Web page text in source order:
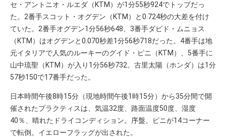
セ・アントニオ・ルエダ（KTM）が1分55秒924でトップだっ
た。2番手スコット・オグデン（KTM）と0.724秒の大差を付け
ていた。2番手オグデン1分56秒648、3番手ダビド・ムニョス
（KTM）はオグデンと0.070秒差1分56秒718だった。4番手は地
元イタリアで人気のルーキーのグイド・ピニ（KTM）、5番手に
山中琉聖（KTM）が入り1分56秒732。古里太陽（ホンダ）は1分
57秒150で17番手だった。
日本時間午後8時15分（現地時間午後1時15分）から35分間で開
催されたプラクティスは、気温32度、路面温度50度、湿度
40％、晴れたドライコンディション。序盤、ピニが14コーナー
で転倒。イエローフラッグが出された。